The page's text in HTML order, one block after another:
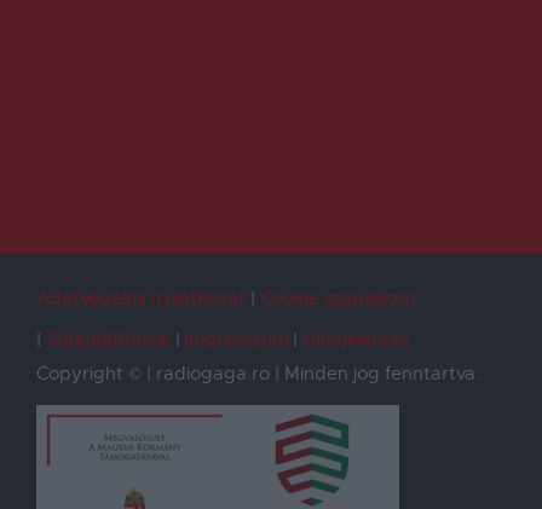
Adatvédelmi nyilatkozat
Cookie szabályzat
Sütibeállítások
Impresszum
Hibajelentés
Copyright © | radiogaga.ro | Minden jog fenntartva.